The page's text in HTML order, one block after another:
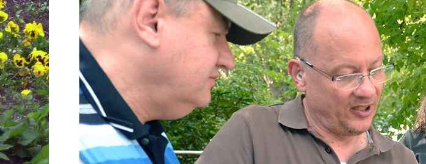
Dufthaus
Gärtnerei
Feste und
Seminare,